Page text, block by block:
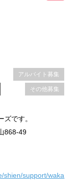
アルバイト募集
その他募集
ズです。
868-49
shien/support/waka